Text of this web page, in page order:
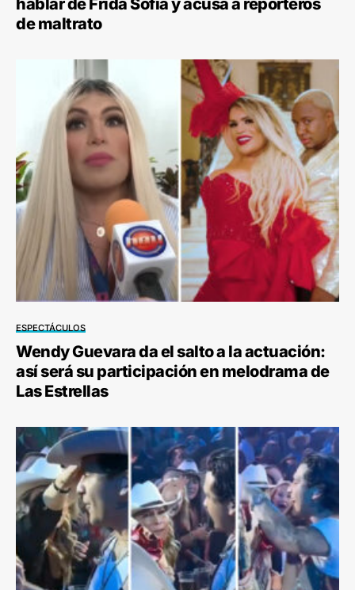
hablar de Frida Sofía y acusa a reporteros
de maltrato
ESPECTÁCULOS
Wendy Guevara da el salto a la actuación:
así será su participación en melodrama de
Las Estrellas